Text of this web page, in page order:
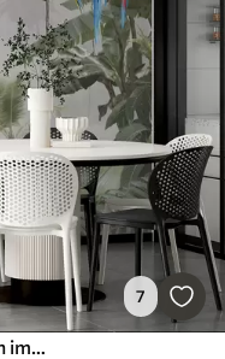
7
Fototapeten Papageien auf Zweigen im tropischen Wald